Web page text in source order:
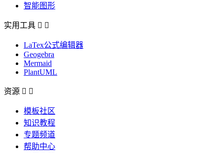
智能图形
实用工具  
LaTex公式编辑器
Geogebra
Mermaid
PlantUML
资源  
模板社区
知识教程
专题频道
帮助中心